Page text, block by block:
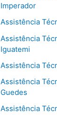
Imperador
Assistência
Assistência
Iguatemi
Assistência
Assistência
Guedes
Assistência